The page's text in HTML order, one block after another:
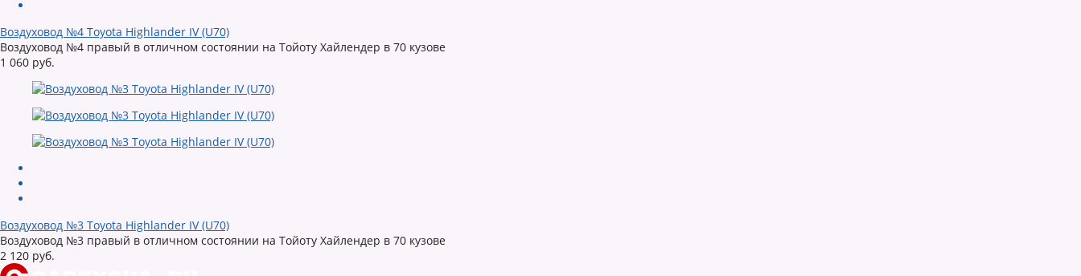
Воздуховод №4 Toyota Highlander IV (U70)
Воздуховод №4 правый в отличном состоянии на Тойоту Хайлендер в 70 кузове
1 060 руб.
Воздуховод №3 Toyota Highlander IV (U70)
Воздуховод №3 правый в отличном состоянии на Тойоту Хайлендер в 70 кузове
2 120 руб.